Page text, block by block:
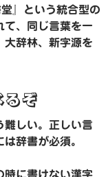
』という統合型の
て、同じ言葉を一
大辞林、新字源を
るぞ
難しい。正しい言
辞書が必須。
時に書けない漢字